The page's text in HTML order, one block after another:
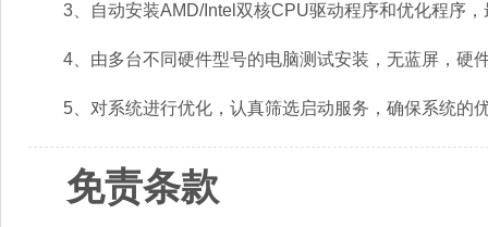
3、自动安装AMD/Intel双核CPU驱动程序和优化程序，
4、由多台不同硬件型号的电脑测试安装，无蓝屏，硬
5、对系统进行优化，认真筛选启动服务，确保系统的
免责条款